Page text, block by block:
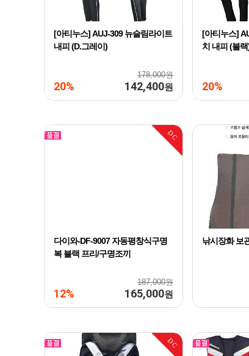
[아티누스] AUJ-309 뉴슬림라이트
내피 (D.그레이)
178,000원
20% 142,400원
[아티누스]
치 내피 (블
20%
DC
다이와-DF-9007 자동평창식구명
복 블랙 프리/구명조끼
187,000원
12% 165,000원
낚시장화 보
DC